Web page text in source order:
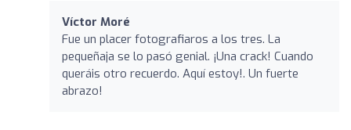
Víctor Moré
Fue un placer fotografiaros a los tres. La
pequeñaja se lo pasó genial. ¡Una crack! Cuando
queráis otro recuerdo. Aquí estoy!. Un fuerte
abrazo!